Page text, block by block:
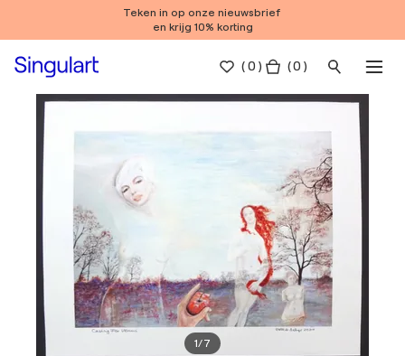
Teken in op onze nieuwsbrief
en krijg 10% korting
(0 ) ( 0 )
1/7